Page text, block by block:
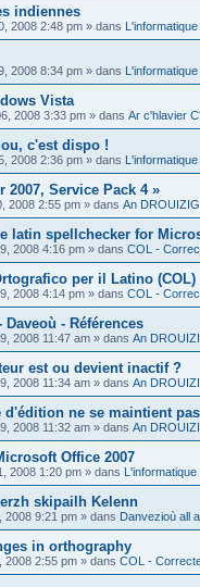
indiennes
2008 2:48 pm » dans
2008 8:34 pm » dans
Vista
2008 3:33 pm » dans Ar c'hlavier
c'est dispo !
2008 2:36 pm » dans
2007, Service Pack 4 »
2008 2:55 pm » dans An
latin spellchecker for
2008 4:16 pm » dans COL -
per il Latino (COL)
2008 4:14 pm » dans COL -
- Références
2008 11:47 am » dans An
est ou devient inactif ?
2008 11:34 am » dans An
d'édition ne se maintient
2008 11:32 am » dans An
Office 2007
2008 1:20 pm » dans
skipailh Kelenn
2008 9:21 pm » dans Danvezioù all
in orthography
2008 2:55 pm » dans COL -